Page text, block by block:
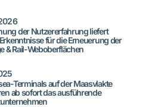
der Nutzererfahrung liefert
für die Erneuerung der
& Rail-Weboberflächen
Terminals auf der Maasvlakte
ab sofort das ausführende